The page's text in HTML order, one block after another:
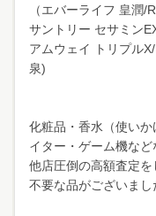
（エバーライフ 皇潤
サントリー セサミン
アムウェイ トリプル
泉)
化粧品・香水（使い
イター・ゲーム機など
他店圧倒の高額査定を
不要な品がございまし